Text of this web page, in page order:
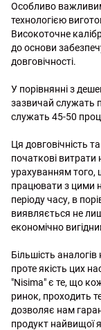
Особливо
технологією
Високоточне
до основи
довговічності.
У порівнянні з
зазвичай служать
служать 45-50
Ця довговічність
початкові
урахуванням
працювати з цими
періоду часу, в
виявляється не
економічно
Більшість
проте якість цих
"Nisima" є те, що
ринок, проходить
дозволяє нам
продукт найвищої